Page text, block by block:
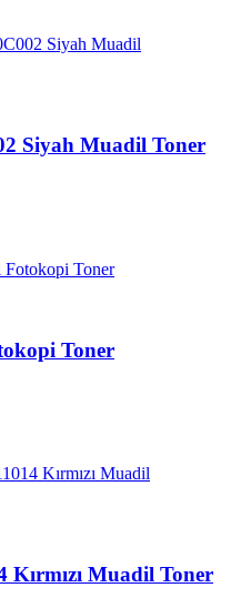
Siyah Muadil Toner
Toner
Kırmızı Muadil Toner